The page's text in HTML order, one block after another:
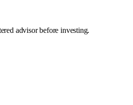
advisor before investing.